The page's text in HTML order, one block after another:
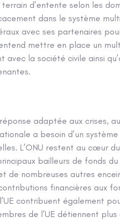
d’entente selon les
dans le système
avec ses partenaires
mettre en place un
avec la société civile ainsi
adaptée aux crises,
a besoin d’un
L’ONU restent au cœur
bailleurs de fonds
de nombreuses autres
financières aux
contribuent également
de l’UE détiennent